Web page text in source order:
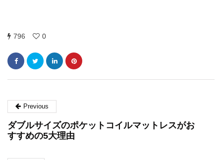
796 0
Previous
ダブルサイズのポケットコイルマットレスがお
すすめの5大理由